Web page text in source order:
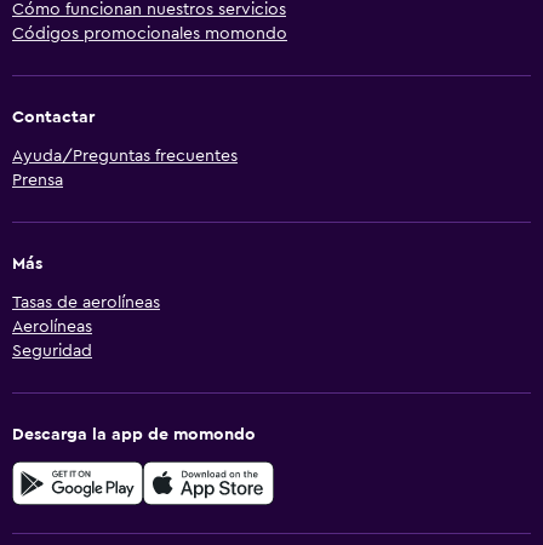
Cómo funcionan nuestros servicios
Códigos promocionales momondo
Contactar
Ayuda/Preguntas frecuentes
Prensa
Más
Tasas de aerolíneas
Aerolíneas
Seguridad
Descarga la app de momondo